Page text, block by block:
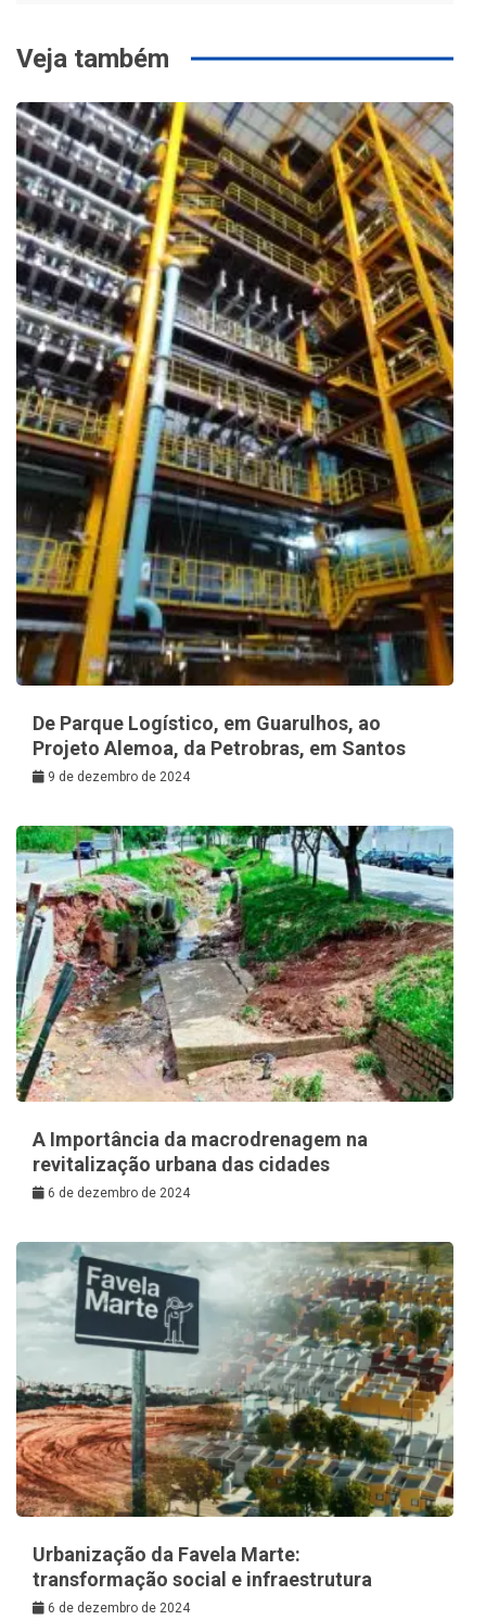
Veja também
De Parque Logístico, em Guarulhos, ao
Projeto Alemoa, da Petrobras, em Santos
9 de dezembro de 2024
A Importância da macrodrenagem na
revitalização urbana das cidades
6 de dezembro de 2024
Urbanização da Favela Marte:
transformação social e infraestrutura
6 de dezembro de 2024